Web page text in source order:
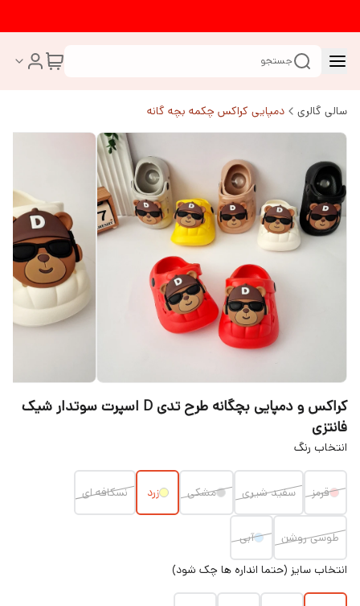
جستجو
سالی گالری دمپایی کراکس چکمه بچه گانه
کراکس و دمپایی بچگانه طرح تدی D اسپرت سوتدار شیک
فانتزی
انتخاب رنگ
قرمز سفید شیری مشکی زرد نسکافه ای
طوسی روشن
آبی
انتخاب سایز (حتما انداره ها چک شود)